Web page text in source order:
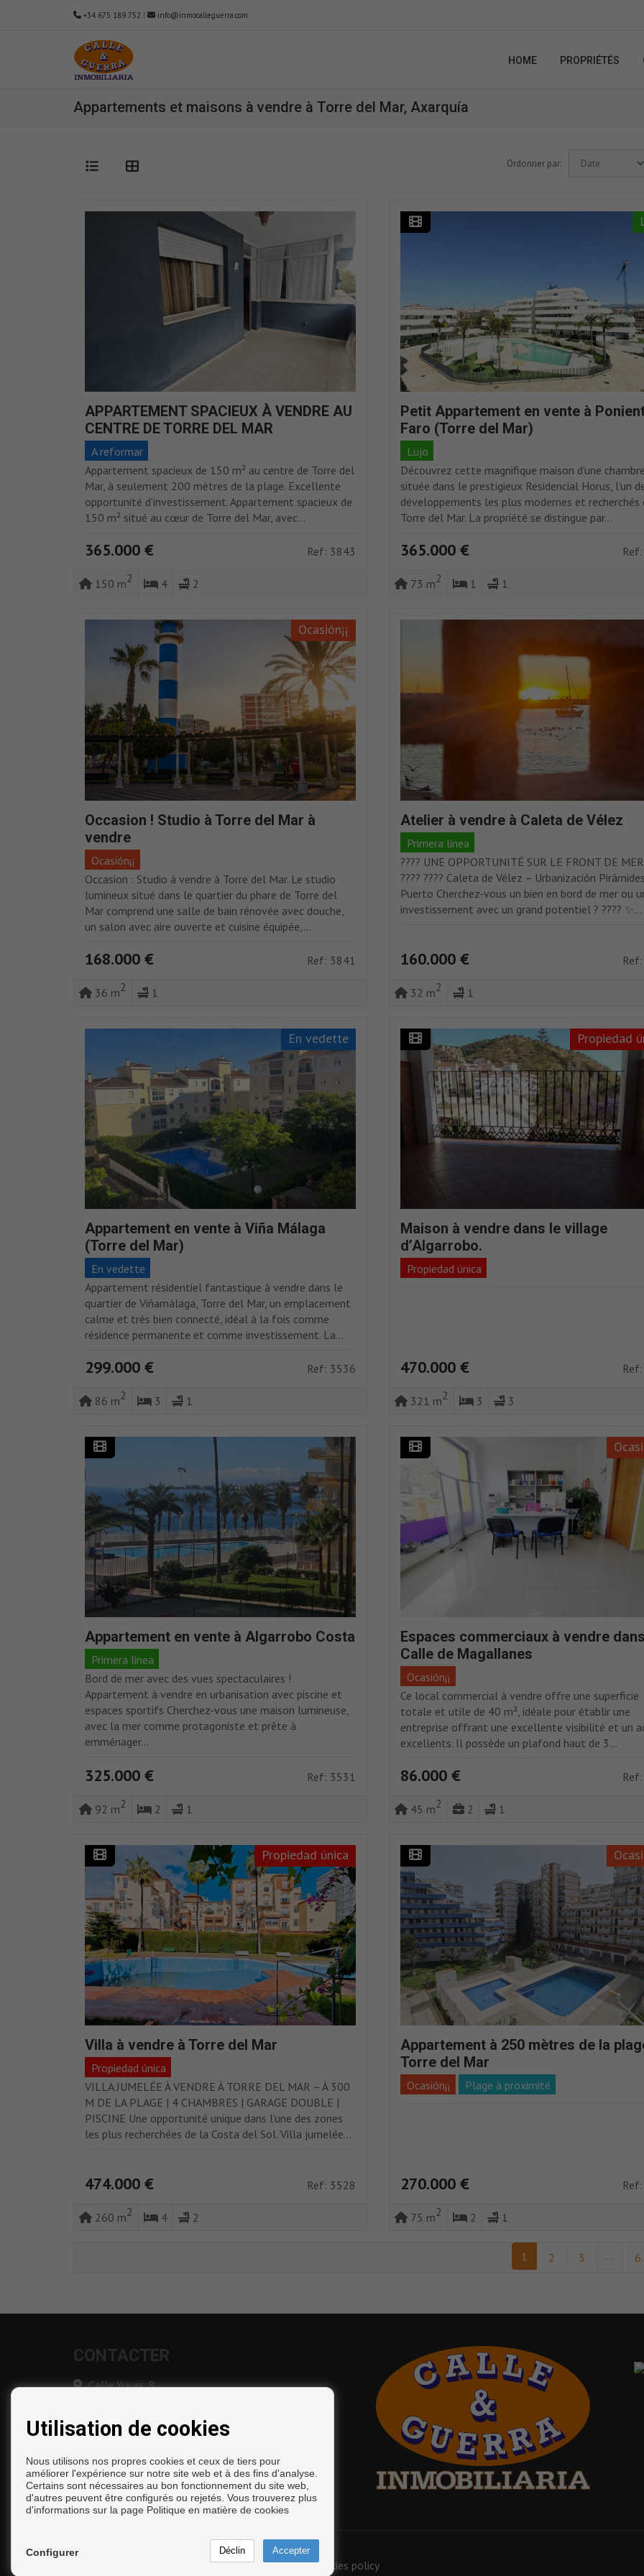
+34 675 189 752 | info@inmocalleguerra.com
HOME PROPRIÉTÉS
Appartements et maisons à vendre à Torre del Mar, Axarquía
Ordonner par:
APPARTEMENT SPACIEUX À VENDRE AU
CENTRE DE TORRE DEL MAR
A reformar
Appartement spacieux de 150 m² au centre de Torre del
Mar, à seulement 200 mètres de la plage. Excellente
opportunité d’investissement. Appartement spacieux de
150 m² situé au cœur de Torre del Mar, avec...
365.000 € Ref: 3843
150 m2 4 2
Petit Appartement en vente à
Faro (Torre del Mar)
Lujo
Découvrez cette magnifique maison d’une
située dans le prestigieux Residencial Horus, l’un
développements les plus modernes et recherchés
Torre del Mar. La propriété se distingue par...
365.000 €
73 m2 1 1
Ocasión¡¡
Occasion ! Studio à Torre del Mar à
vendre
Ocasión¡¡
Occasion : Studio à vendre à Torre del Mar. Le studio
lumineux situé dans le quartier du phare de Torre del
Mar comprend une salle de bain rénovée avec douche,
un salon avec aire ouverte et cuisine équipée,...
168.000 € Ref: 3841
36 m2 1
Atelier à vendre à Caleta de Vélez
Primera linea
????️ UNE OPPORTUNITÉ SUR LE FRONT DE
???? ???? Caleta de Vélez – Urbanización
Puerto Cherchez-vous un bien en bord de mer ou
investissement avec un grand potentiel ? ???? ✨...
160.000 €
32 m2 1
En vedette
Appartement en vente à Viña Málaga
(Torre del Mar)
En vedette
Appartement résidentiel fantastique à vendre dans le
quartier de Viñamálaga, Torre del Mar, un emplacement
calme et très bien connecté, idéal à la fois comme
résidence permanente et comme investissement. La...
299.000 € Ref: 3536
86 m2 3 1
Propiedad
Maison à vendre dans le village
d’Algarrobo.
Propiedad única
470.000 €
321 m2 3 3
Appartement en vente à Algarrobo Costa
Primera linea
Bord de mer avec des vues spectaculaires !
Appartement à vendre en urbanisation avec piscine et
espaces sportifs Cherchez-vous une maison lumineuse,
avec la mer comme protagoniste et prête à
emménager...
325.000 € Ref: 3531
92 m2 2 1
Espaces commerciaux à vendre
Calle de Magallanes
Ocasión¡¡
Ce local commercial à vendre offre une superficie
totale et utile de 40 m², idéale pour établir une
entreprise offrant une excellente visibilité et un
excellents. Il possède un plafond haut de 3...
86.000 €
45 m2 2 1
Propiedad única
Villa à vendre à Torre del Mar
Propiedad única
VILLA JUMELÉE À VENDRE À TORRE DEL MAR – À 300
M DE LA PLAGE | 4 CHAMBRES | GARAGE DOUBLE |
PISCINE Une opportunité unique dans l’une des zones
les plus recherchées de la Costa del Sol. Villa jumelée...
474.000 € Ref: 3528
260 m2 4 2
Appartement à 250 mètres de la
Torre del Mar
Ocasión¡¡ Plage à proximité
270.000 €
75 m2 2 1
1 2 3 ... 6
CONTACTER
Calle Yucas, 8
29740 Torre del Mar (Málaga)
‎+34 675 189 752
+34 675 189 752
info@inmocalleguerra.com
De Lundi au Vendredi: 10:00 - 14:00 et 17:00 -
20:00
Copyright © 2026. Tous droits réservés.
politique de protection des données|Cookies policy
Utilisation de cookies
Nous utilisons nos propres cookies et ceux de tiers pour
améliorer l'expérience sur notre site web et à des fins d'analyse.
Certains sont nécessaires au bon fonctionnement du site web,
d'autres peuvent être configurés ou rejetés. Vous trouverez plus
d'informations sur la page Politique en matière de cookies
Configurer